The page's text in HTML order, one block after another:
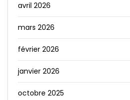
avril 2026
mars 2026
février 2026
janvier 2026
octobre 2025